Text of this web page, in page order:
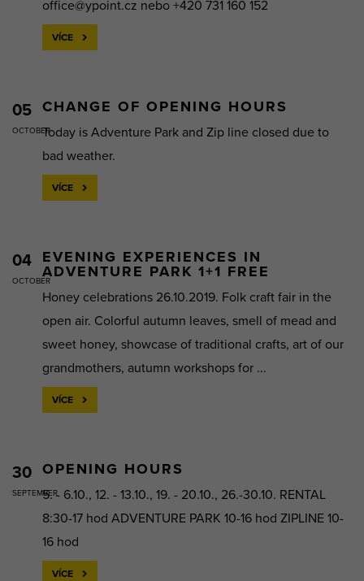
office@ypoint.cz nebo +420 731 160 152
VÍCE
05
OCTOBER
CHANGE OF OPENING HOURS
Today is Adventure Park and Zip line closed due to
bad weather.
VÍCE
04
OCTOBER
EVENING EXPERIENCES IN
ADVENTURE PARK 1+1 FREE
Honey celebrations 26.10.2019. Folk craft fair in the
open air. Colorful autumn leaves, smell of mead and
sweet honey, showcase of traditional crafts, art of our
grandmothers, autumn workshops for ...
VÍCE
30
SEPTEMBER
OPENING HOURS
5. - 6.10., 12. - 13.10., 19. - 20.10., 26.-30.10. RENTAL
8:30-17 hod ADVENTURE PARK 10-16 hod ZIPLINE 10-
16 hod
VÍCE